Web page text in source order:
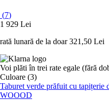
(7)
1 929 Lei
rată lunară de la doar 321,50 Lei
Voi plăti în trei rate egale (fără
Culoare (3)
Taburet verde prăfuit cu tapițerie
WOOOD